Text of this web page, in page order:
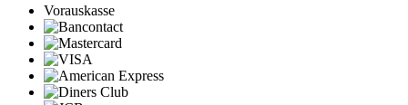
Vorauskasse